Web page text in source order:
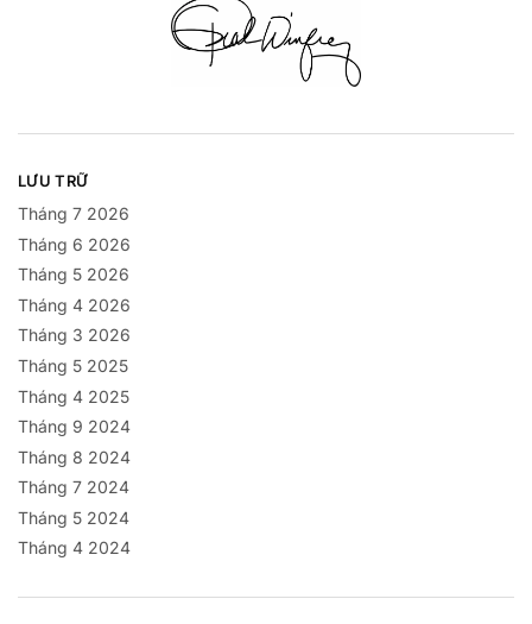
LƯU TRỮ
Tháng 7 2026
Tháng 6 2026
Tháng 5 2026
Tháng 4 2026
Tháng 3 2026
Tháng 5 2025
Tháng 4 2025
Tháng 9 2024
Tháng 8 2024
Tháng 7 2024
Tháng 5 2024
Tháng 4 2024